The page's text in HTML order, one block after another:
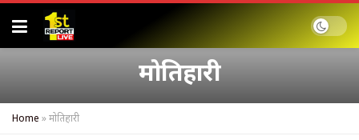
मोतिहारी
Home »मोतिहारी